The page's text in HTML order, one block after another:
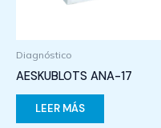
Diagnóstico
AESKUBLOTS ANA-17
LEER MÁS